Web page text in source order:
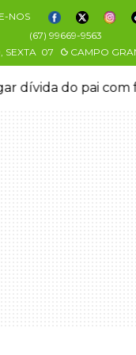
NOS
(67) 99669-9563
SEXTA 07 CAMPO
dívida do pai com